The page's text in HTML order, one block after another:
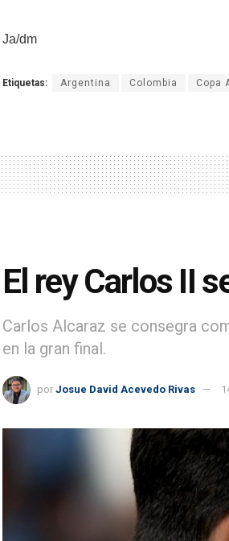
Ja/dm
Etiquetas: Argentina Colombia Copa
El rey Carlos II
Carlos Alcaraz se consegra
en la gran final.
por Josue David Acevedo Rivas